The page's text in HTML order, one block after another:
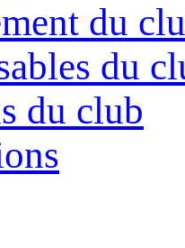
du
du
du club